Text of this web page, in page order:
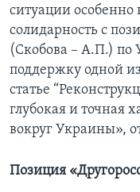
ситуации
солидарность с
(Скобова – А.П.) по
поддержку одной
статье
глубокая и точная
вокруг Украины»,
Позиция